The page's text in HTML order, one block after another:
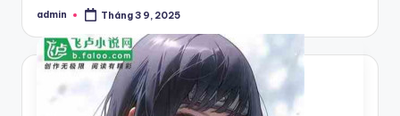
Posted
admin Tháng 3 9, 2025